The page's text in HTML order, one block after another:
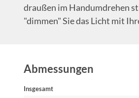
draußen im Handumdrehen
"dimmen" Sie das Licht mit
Abmessungen
Insgesamt